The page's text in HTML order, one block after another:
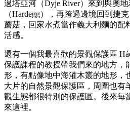
過塔亞河（Dyje River）來到與奧
（Hardegg），再跨過邊境回到捷
蘑菇，回家水煮當作義大利麵的配
活感。
還有一個我最喜歡的景觀保護區
保護課程的教授帶我們來的地方，
形，有點像地中海灌木叢的地形，
大片的自然景觀保護區，周圍也有
觀生態都很特別的保護區。後來每
來這裡。